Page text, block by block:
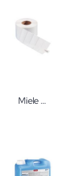
Miele Etiketten für Etikettendrucker PRT 200 1 Rolle á 1000 Etiketten APH596